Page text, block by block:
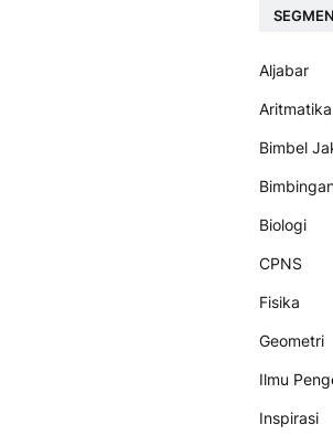
Aljabar
Aritmatika
Bimbel
Biologi
CPNS
Fisika
Geometri
Ilmu
Inspirasi